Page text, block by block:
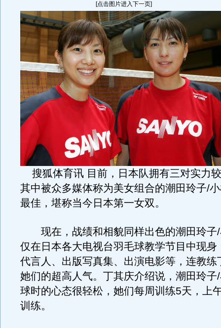
[点击图片进入下一页]
搜狐体育讯 目前，日本队拥有三对实力
其中被众多媒体称为美女组合的潮田玲子/
最佳，堪称当今日本第一女双。
现在，战绩和相貌同样出色的潮田玲子/
仅在日本各大电视台羽毛球教学节目中现身
代言人、出版写真集、出演电影等，连教练
她们的超高人气。丁其庆介绍说，潮田玲子
球时的心态很轻松，她们每周训练5天，上
训练。